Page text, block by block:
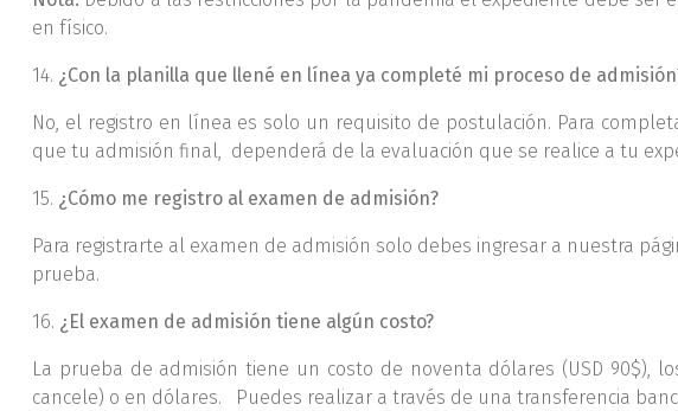
en físico.
14. ¿Con la planilla que llené en línea ya completé mi proceso de
No, el registro en línea es solo un requisito de postulación. Para
que tu admisión final, dependerá de la evaluación que se realice a tu
15. ¿Cómo me registro al examen de admisión?
Para registrarte al examen de admisión solo debes ingresar a nuestra
prueba.
16. ¿El examen de admisión tiene algún costo?
La prueba de admisión tiene un costo de noventa dólares (USD 90$),
cancele) o en dólares. Puedes realizar a través de una transferencia